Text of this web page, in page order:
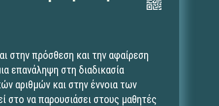
στην πρόσθεση και την αφαίρεση
επανάληψη στη διαδικασία
αριθμών και στην έννοια των
να παρουσιάσει στους μαθητές